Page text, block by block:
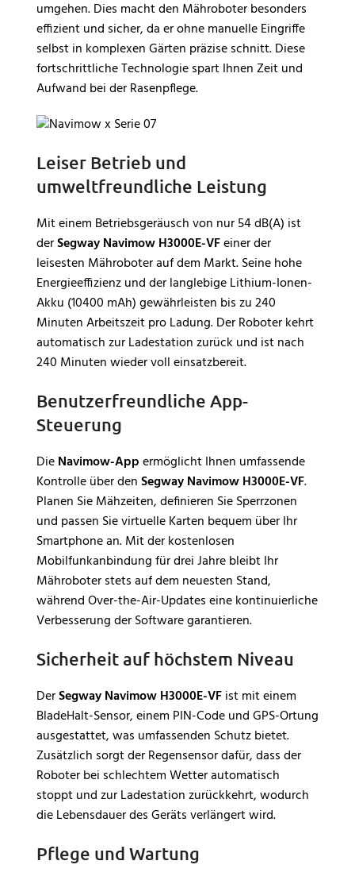
umgehen. Dies macht den Mähroboter besonders
effizient und sicher, da er ohne manuelle Eingriffe
selbst in komplexen Gärten präzise schnitt. Diese
fortschrittliche Technologie spart Ihnen Zeit und
Aufwand bei der Rasenpflege.
Leiser Betrieb und
umweltfreundliche Leistung
Mit einem Betriebsgeräusch von nur 54 dB(A) ist
derSegwayNavimow H3000E-VFeiner der
leisesten Mähroboter auf dem Markt. Seine hohe
Energieeffizienz und der langlebige Lithium-Ionen-
Akku (10400 mAh) gewährleisten bis zu 240
Minuten Arbeitszeit pro Ladung. Der Roboter kehrt
automatisch zur Ladestation zurück und ist nach
240 Minuten wieder voll einsatzbereit.
Benutzerfreundliche App-
Steuerung
DieNavimow-Appermöglicht Ihnen umfassende
Kontrolle über denSegway Navimow H3000E-VF.
Planen Sie Mähzeiten, definieren Sie Sperrzonen
und passen Sie virtuelle Karten bequem über Ihr
Smartphone an. Mit der kostenlosen
Mobilfunkanbindung für drei Jahre bleibt Ihr
Mähroboter stets auf dem neuesten Stand,
während Over-the-Air-Updates eine kontinuierliche
Verbesserung der Software garantieren.
Sicherheit auf höchstem Niveau
DerSegway Navimow H3000E-VFist mit einem
BladeHalt-Sensor, einem PIN-Code und GPS-Ortung
ausgestattet, was umfassenden Schutz bietet.
Zusätzlich sorgt der Regensensor dafür, dass der
Roboter bei schlechtem Wetter automatisch
stoppt und zur Ladestation zurückkehrt, wodurch
die Lebensdauer des Geräts verlängert wird.
Pflege und Wartung